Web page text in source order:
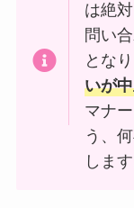
は絶
問い
とな
いが
マナ
う、
します